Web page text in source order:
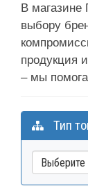
В магазине
выбору
продукция
– мы
Тип
Выберите